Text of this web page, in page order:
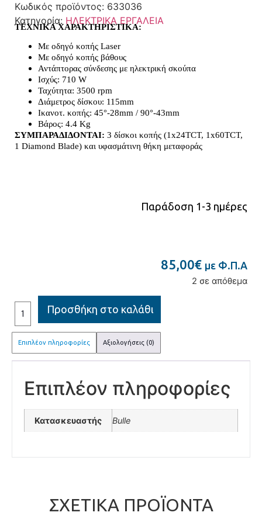
Κωδικός προϊόντος: 633036
Κατηγορία: ΗΛΕΚΤΡΙΚΑ ΕΡΓΑΛΕΙΑ
ΤΕΧΝΙΚΑ ΧΑΡΑΚΤΗΡΙΣΤΙΚΑ:
Με οδηγό κοπής Laser
Με οδηγό κοπής βάθους
Αντάπτορας σύνδεσης με ηλεκτρική σκούπα
Ισχύς: 710 W
Ταχύτητα: 3500 rpm
Διάμετρος δίσκου: 115mm
Ικανοτ. κοπής: 45°-28mm / 90°-43mm
Βάρος: 4.4 Kg
ΣΥΜΠΑΡΑΔΙΔΟΝΤΑΙ: 3 δίσκοι κοπής (1x24TCT, 1x60TCT,
1 Diamond Blade) και υφασμάτινη θήκη μεταφοράς
Παράδοση 1-3 ημέρες
85,00€ με Φ.Π.Α
2 σε απόθεμα
Προσθήκη στο καλάθι
Επιπλέον πληροφορίες Αξιολογήσεις (0)
Επιπλέον πληροφορίες
Κατασκευαστής Bulle
ΣΧΕΤΙΚΆ ΠΡΟΪΌΝΤΑ